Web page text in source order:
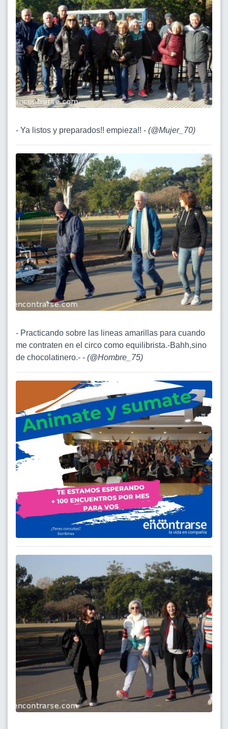
- Ya listos y preparados!! empieza!! - (@Mujer_70)
- Practicando sobre las lineas amarillas para cuando
me contraten en el circo como equilibrista.-Bahh,sino
de chocolatinero.- - (@Hombre_75)